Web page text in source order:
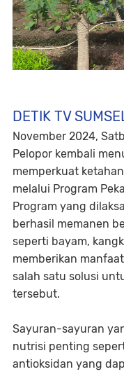
DETIK TV
November 2024,
Pelopor kembali
memperkuat
melalui Program
Program yang
berhasil memanen
seperti bayam,
memberikan
salah satu solusi
tersebut.
Sayuran-sayuran
nutrisi penting
antioksidan yang